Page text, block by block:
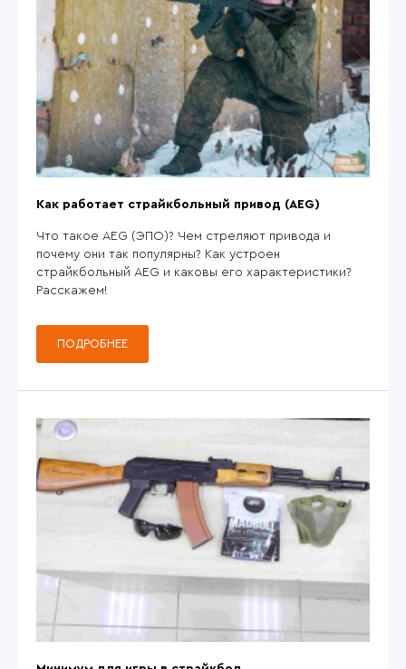
Как работает страйкбольный привод (AEG)
Что такое AEG (ЭПО)? Чем стреляют привода и
почему они так популярны? Как устроен
страйкбольный AEG и каковы его характеристики?
Расскажем!
ПОДРОБНЕЕ